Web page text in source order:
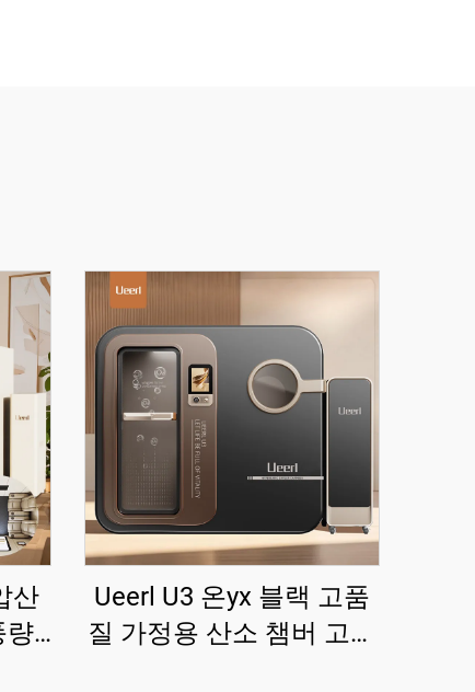
산
량,
Ueerl U3 온yx 블랙 고품
질 가정용 산소 챔버 고급